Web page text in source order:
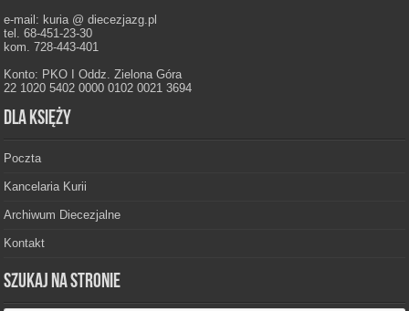
e-mail: kuria @ diecezjazg.pl
tel. 68-451-23-30
kom. 728-443-401
Konto: PKO I Oddz. Zielona Góra
22 1020 5402 0000 0102 0021 3694
Dla księży
Poczta
Kancelaria Kurii
Archiwum Diecezjalne
Kontakt
Szukaj na stronie